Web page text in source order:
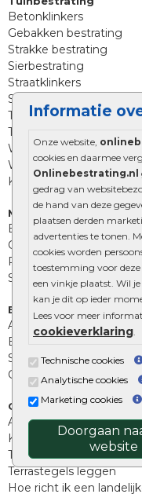
Informatie
Onze website,
cookies en daarmee
Onlinebestrating.nl
gedrag van
de hand van deze
plaatsen derden
advertenties te tonen.
cookies worden
toestemming voor
een vinkje plaatst. Wil
kan je dit op ieder
Lees voor meer
cookieverklaring
Technische cookies
Analytische cookies
Marketing cookies
Doorgaan
website
Betonklinkers
Gebakken bestrating
Strakke bestrating
Sierbestrating
Straatklinkers
Straatstenen
Trommelstenen
Tuinstenen
Waalformaat
Wildverband bestrating
Kingstones
Muurelementen
Betonbielzen
Opsluitbanden
Palissades
Stapelblokken
Extra benodigdheden
Afwatering en diversen
Beplantings en
Split, grind en zand
Oprit tegels
Overig
Aanbiedingen
Kunstgras
Tuintegels outlet
Terrastegels leggen
Hoe richt ik een